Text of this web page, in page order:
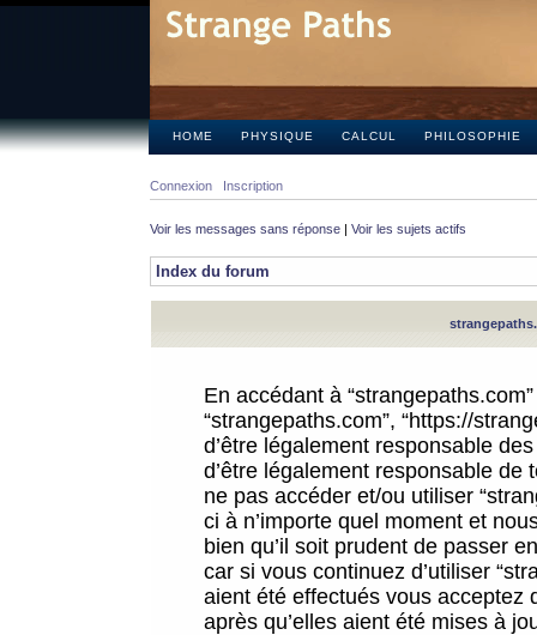
HOME PHYSIQUE CALCUL PHILOSOPHIE
Connexion Inscription
Voir les messages sans réponse | Voir les sujets actifs
Index du forum
En accédant à
“strangepaths.com”, “https://
d’être légalement responsable
d’être légalement responsable
ne pas accéder et/ou utiliser
ci à n’importe quel moment et
bien qu’il soit prudent de passer
car si vous continuez d’utiliser
aient été effectués vous acceptez
après qu’elles aient été mises à